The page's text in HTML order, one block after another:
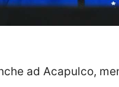
ad Acapulco,